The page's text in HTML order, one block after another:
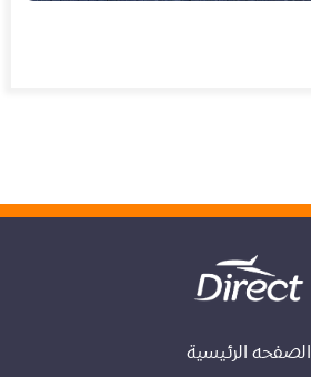
الصفحه الرئيسية